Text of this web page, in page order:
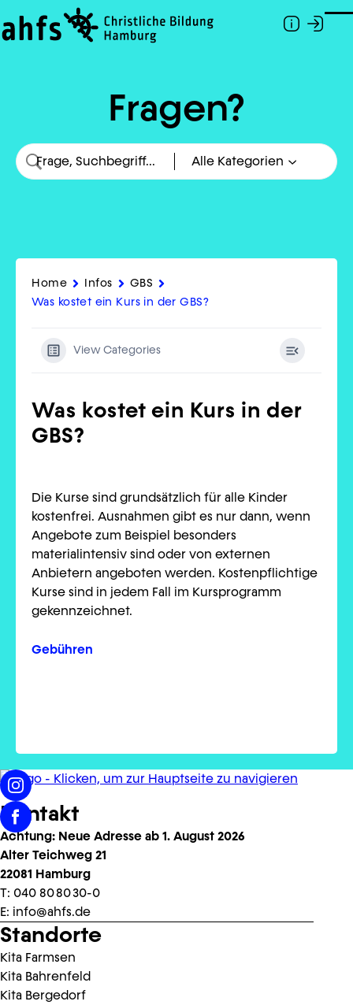
Zum Hauptinhalt springen
Fragen?
Home Infos
GBS
Was kostet ein Kurs in der GBS?
View Categories
Was kostet ein Kurs in der
GBS?
Die Kurse sind grundsätzlich für alle Kinder
kostenfrei. Ausnahmen gibt es nur dann, wenn
Angebote zum Beispiel besonders
materialintensiv sind oder von externen
Anbietern angeboten werden. Kostenpflichtige
Kurse sind in jedem Fall im Kursprogramm
gekennzeichnet.
Gebühren
Kontakt
Achtung: Neue Adresse ab 1. August 2026
Alter Teichweg 21
22081 Hamburg
T: 040 80 80 30-0
E: info@ahfs.de
Standorte
Kita Farmsen
Kita Bahrenfeld
Kita Bergedorf